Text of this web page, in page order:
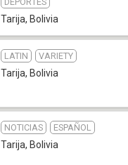
Tarija, Bolivia
LATIN VARIETY
Tarija, Bolivia
NOTICIAS ESPAÑOL
Tarija, Bolivia